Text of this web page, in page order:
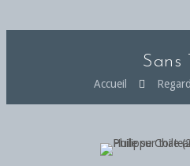
Sans
Accueil